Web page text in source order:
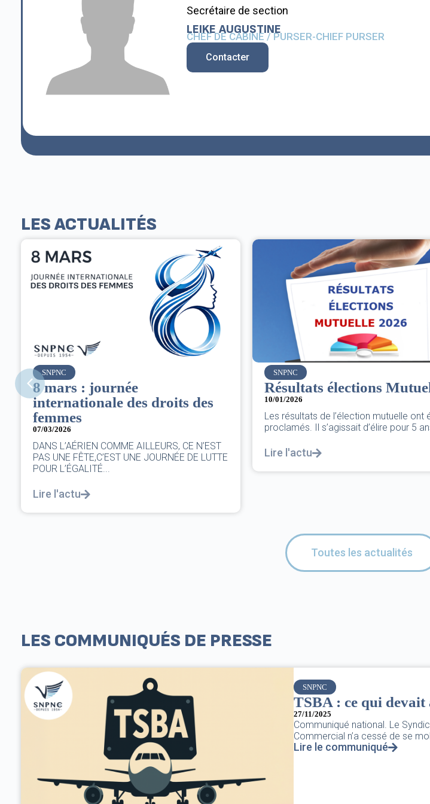
Secrétaire de section
LEIKE AUGUSTINE
CHEF DE CABINE / PURSER-CHIEF PURSER
Contacter
LES ACTUALITÉS
SNPNC
8 mars : journée
internationale des droits des
femmes
07/03/2026
DANS L’AÉRIEN COMME AILLEURS, CE N’EST
PAS UNE FÊTE,C’EST UNE JOURNÉE DE LUTTE
POUR L’ÉGALITÉ...
Lire l'actu
SNPNC
Résultats élections
10/01/2026
Les résultats de l’élection mutuelle ont
proclamés. Il s’agissait d’élire pour 5
Lire l'actu
Toutes les actualités
LES COMMUNIQUÉS DE PRESSE
SNPNC
TSBA : ce qui
27/11/2025
Communiqué national. Le
Commercial n’a cessé de se
Lire le communiqué